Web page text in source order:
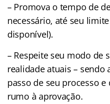
– Promova o tempo de
necessário, até seu
disponível).
– Respeite seu modo de
realidade atuais – sendo
passo de seu processo
rumo à aprovação.